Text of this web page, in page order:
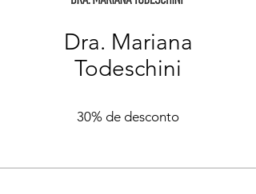
Dra. Mariana
Todeschini
30% de desconto